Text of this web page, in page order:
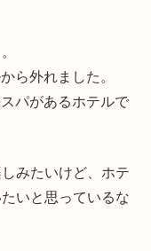
ら外れました。
パがあるホテルで
みたいけど、ホテ
いと思っているな